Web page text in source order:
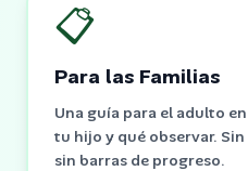
📋
Para las Familias
Una guía para el adulto
tu hijo y qué observar.
sin barras de progreso.